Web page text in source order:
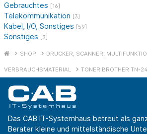
Gebrauchtes [16]
Telekommunikation [3]
Kabel, I/O, Sonstiges [59]
Sonstiges [3]
SHOP DRUCKER, SCANNER,
VERBRAUCHSMATERIAL TONER BROTHER TN-
Das CAB IT-Systemhaus betreut als
Berater kleine und mittelständische